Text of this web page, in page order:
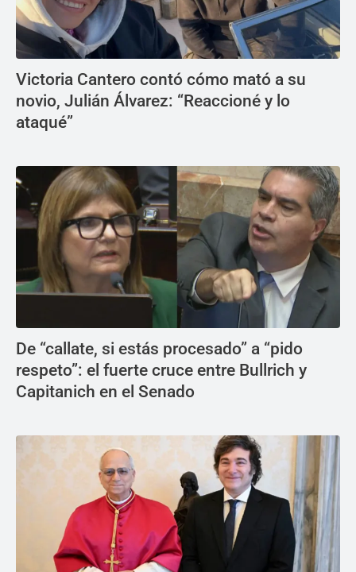
Victoria Cantero contó cómo mató a su
novio, Julián Álvarez: “Reaccioné y lo
ataqué”
De “callate, si estás procesado” a “pido
respeto”: el fuerte cruce entre Bullrich y
Capitanich en el Senado